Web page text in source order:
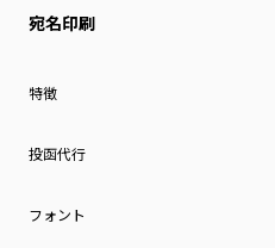
宛名印刷
特徴
投函代行
フォント